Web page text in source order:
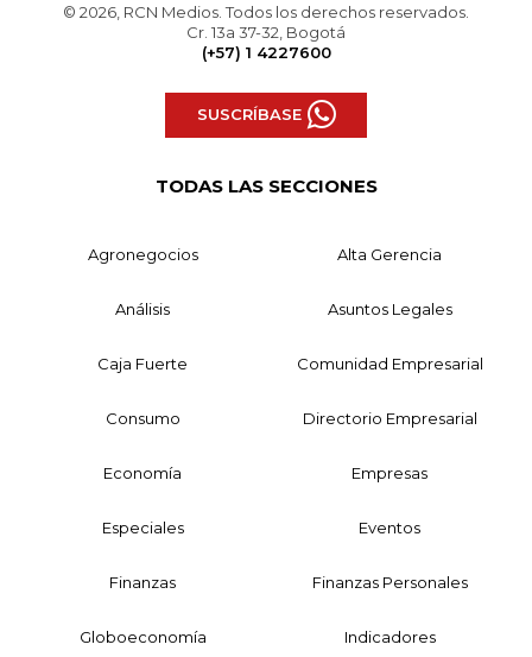
© 2026, RCN Medios. Todos los derechos reservados.
Cr. 13a 37-32, Bogotá
(+57) 1 4227600
SUSCRÍBASE
TODAS LAS SECCIONES
Agronegocios Alta Gerencia
Análisis Asuntos Legales
Caja Fuerte Comunidad Empresarial
Consumo Directorio Empresarial
Economía Empresas
Especiales Eventos
Finanzas Finanzas Personales
Globoeconomía Indicadores